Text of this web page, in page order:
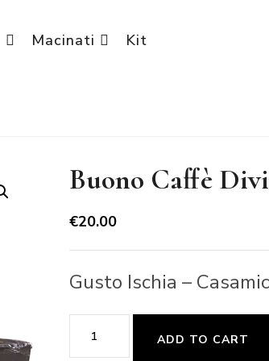
Macinati Kit
Buono Caffè
€20.00
Gusto Ischia –
Buono
Caffè
ADD TO CART